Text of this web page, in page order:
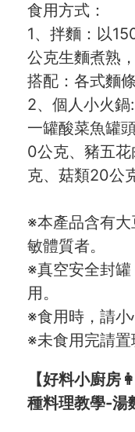
食用方式：
1、拌麵：以
公克生麵煮熟
搭配：各式麵條
2、個人小火
一罐酸菜魚罐
0公克、豬五
克、菇類20公
※本產品含有
敏體質者。
※真空安全封
用。
※食用時，請小
※未食用完請置
【好料小廚房
種料理教學-湯